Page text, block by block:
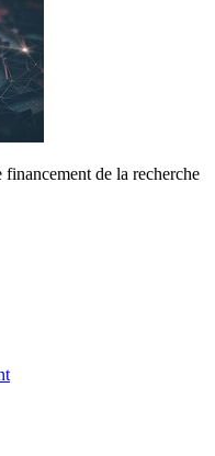
de la recherche